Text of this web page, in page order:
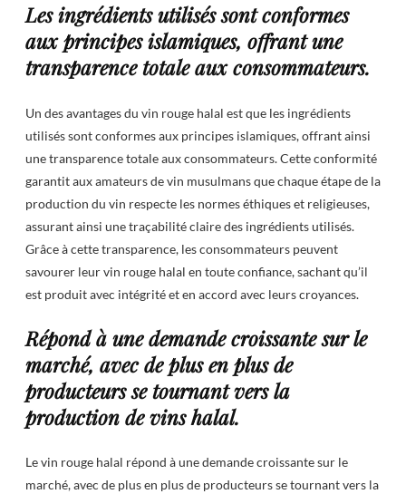
Les ingrédients utilisés sont conformes
aux principes islamiques, offrant une
transparence totale aux consommateurs.
Un des avantages du vin rouge halal est que les ingrédients
utilisés sont conformes aux principes islamiques, offrant ainsi
une transparence totale aux consommateurs. Cette conformité
garantit aux amateurs de vin musulmans que chaque étape de la
production du vin respecte les normes éthiques et religieuses,
assurant ainsi une traçabilité claire des ingrédients utilisés.
Grâce à cette transparence, les consommateurs peuvent
savourer leur vin rouge halal en toute confiance, sachant qu’il
est produit avec intégrité et en accord avec leurs croyances.
Répond à une demande croissante sur le
marché, avec de plus en plus de
producteurs se tournant vers la
production de vins halal.
Le vin rouge halal répond à une demande croissante sur le
marché, avec de plus en plus de producteurs se tournant vers la